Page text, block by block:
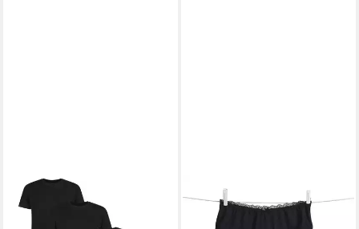
BAMBOO BASICS
T-Shirt Herren T-Shirt 4er
VERTBAUDET
Umstandsslip Umstands-Slips